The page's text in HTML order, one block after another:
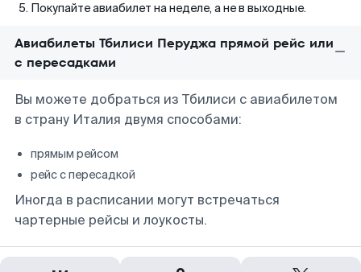
Покупайте авиабилет на неделе, а не в выходные.
Авиабилеты Тбилиси Перуджа прямой рейс или
с пересадками
Вы можете добраться из Тбилиси с авиабилетом
в страну Италия двумя способами:
прямым рейсом
рейс с пересадкой
Иногда в расписании могут встречаться
чартерные рейсы и лоукосты.